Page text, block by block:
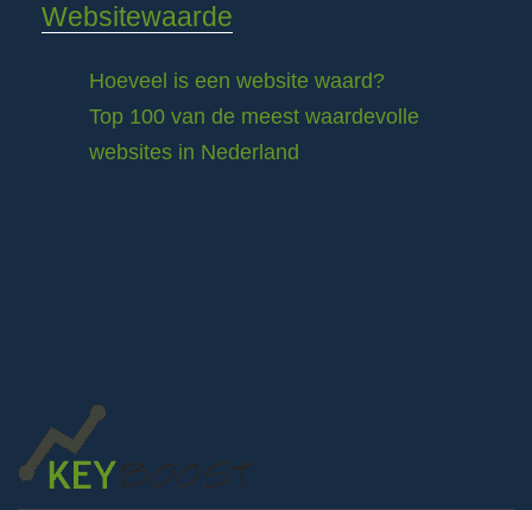
Websitewaarde
Hoeveel is een website waard?
Top 100 van de meest waardevolle
websites in Nederland